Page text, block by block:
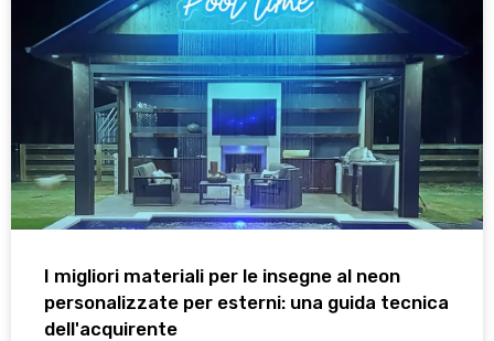
I migliori materiali per le insegne al neon
personalizzate per esterni: una guida tecnica
dell'acquirente